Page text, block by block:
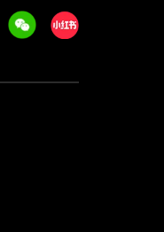
WeechatXiaohongshu/